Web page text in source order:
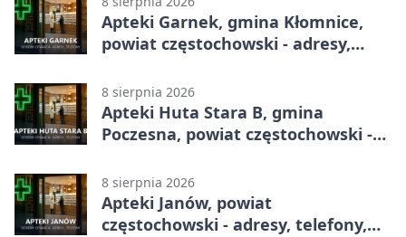
Apteki Garnek, gmina Kłomnice,
powiat częstochowski - adresy,
8 sierpnia 2026
Apteki Huta Stara B, gmina
Poczesna, powiat częstochowski -
8 sierpnia 2026
Apteki Janów, powiat
częstochowski - adresy, telefony,